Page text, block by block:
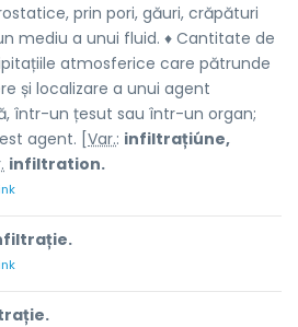
prin pori, găuri, crăpături
mediu a unui fluid. ♦ Cantitate de
atmosferice care pătrunde
și localizare a unui agent
într-un țesut sau într-un organ;
agent. [ Var.: infiltrațiúne,
infiltration.